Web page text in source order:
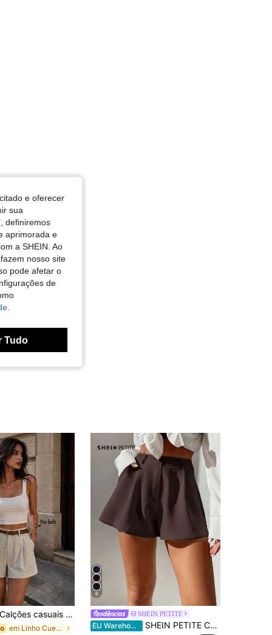
/ 39 in, Cintura: 85 cm / 33 in, Cor: Borgonha, Tamanho: L
Calções casuais de senhora em mistura de linho com pregas, corte A, primavera/verão, estilo descontraído
em Linho Cuecas Femininas
6
SHEIN PETITE
EU Warehouse SHEIN PETITE Calções casuais largos com pregas e bolsos para mulher, cor lisa, para mulher petite
e oferecer
sua
definiremos
aprimorada e
a SHEIN. Ao
nosso site
pode afetar o
de
Tudo